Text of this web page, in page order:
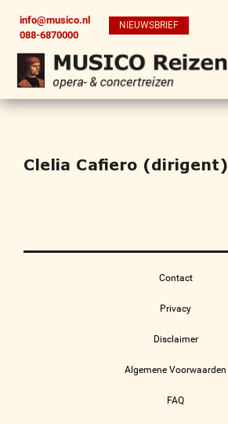
info@musico.nl
088-6870000
NIEUWSBRIEF
Clelia Cafiero (dirigent)
Contact
Privacy
Disclaimer
Algemene Voorwaarden
FAQ